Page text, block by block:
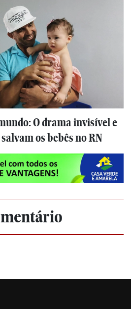
O drama invisível e
os bebês no RN